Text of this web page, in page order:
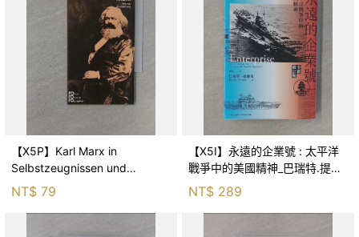
【X5P】Karl Marx in
Selbstzeugnissen und
Bilddokumenten_dargestellt
NT$ 79
【X5I】永遠的企業號 : 太平洋
戰爭中的美國精神_巴瑞特.提爾
曼(Barrett Tillman)著; 揭仲譯
NT$ 289